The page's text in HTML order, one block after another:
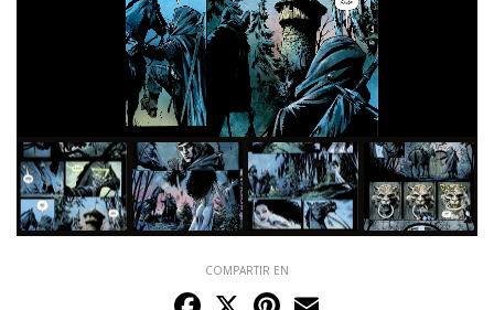
COMPARTIR EN
Facebook
X Pinterest